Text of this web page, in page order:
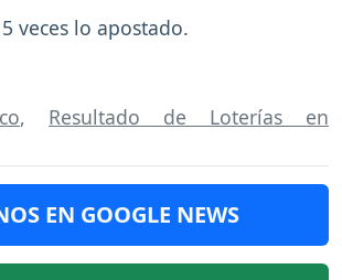
veces lo apostado.
, Resultado de Loterías en
EN GOOGLE NEWS